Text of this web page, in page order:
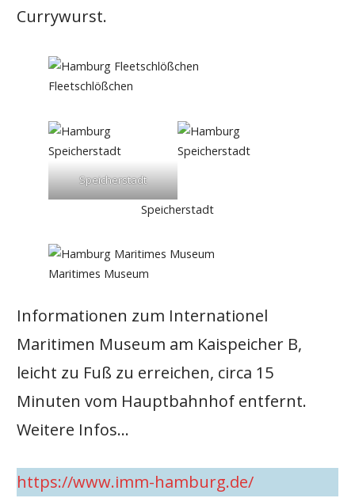
Currywurst.
Fleetschlößchen
Speicherstadt
Speicherstadt
Maritimes Museum
Informationen zum Internationel
Maritimen Museum am Kaispeicher B,
leicht zu Fuß zu erreichen, circa 15
Minuten vom Hauptbahnhof entfernt.
Weitere Infos…
https://www.imm-hamburg.de/